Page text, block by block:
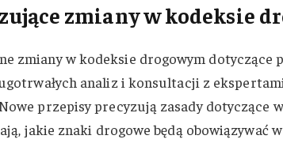
zmiany w kodeksie
zmiany w kodeksie drogowym dotyczące
analiz i konsultacji z
przepisy precyzują zasady dotyczące
jakie znaki drogowe będą obowiązywać